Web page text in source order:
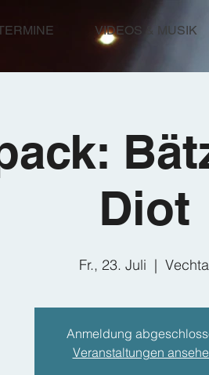
VIDEOS & MUSIK
Diot
Fr., 23. Juli
  |
Vechta
Anmeldung
Veranstaltungen